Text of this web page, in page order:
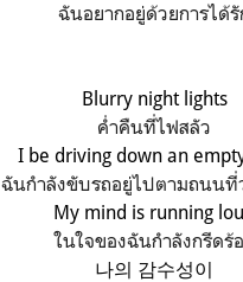
ฉันอยากอยู่ด้วยการได้รั
Blurry night lights
ค่ำคืนที่ไฟสลัว
I be driving down an
ฉันกำลังขับรถอยู่ไปตามถนนที่
My mind is running
ในใจของฉันกำลังกรีดร้
나의 감수성이